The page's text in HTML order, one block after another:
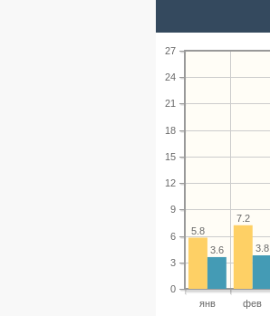
янв фев
0
3
6
9
12
15
18
21
24
27
7.2
5.8
3.8
3.6